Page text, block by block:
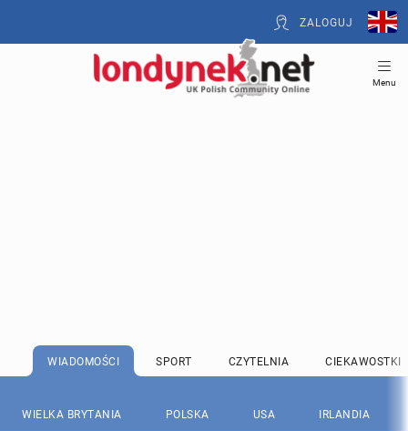
ZALOGUJ
Menu
WIADOMOŚCI SPORT CZYTELNIA CIEKAWOSTKI
WIELKA BRYTANIA POLSKA USA IRLANDIA